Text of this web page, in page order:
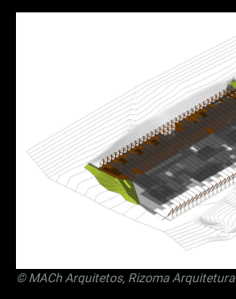
© MACh Arquitetos, Rizoma Arquitetura